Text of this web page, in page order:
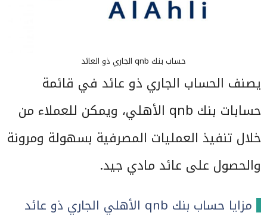
حساب بنك qnb الجاري ذو العائد
يصنف الحساب الجاري ذو عائد في قائمة
حسابات بنك qnb الأهلي، ويمكن للعملاء من
خلال تنفيذ العمليات المصرفية بسهولة ومرونة
والحصول على عائد مادي جيد.
مزايا حساب بنك qnb الأهلي الجاري ذو عائد